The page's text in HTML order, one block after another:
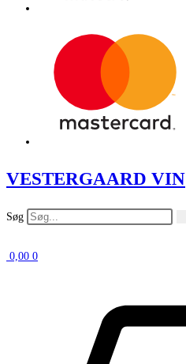
VESTERGAARD VIN
Søg
0,00 0